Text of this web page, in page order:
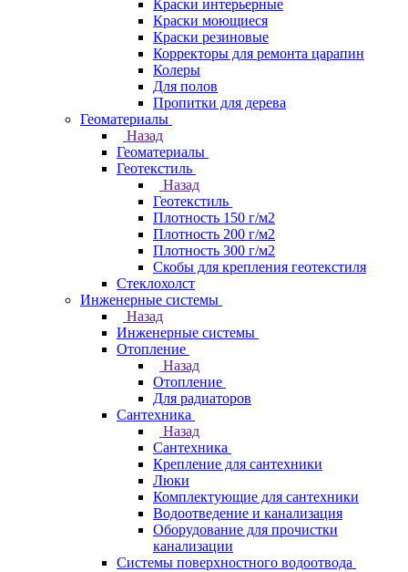
Краски интерьерные
Краски моющиеся
Краски резиновые
Корректоры для ремонта царапин
Колеры
Для полов
Пропитки для дерева
Геоматериалы
Назад
Геоматериалы
Геотекстиль
Назад
Геотекстиль
Плотность 150 г/м2
Плотность 200 г/м2
Плотность 300 г/м2
Скобы для крепления геотекстиля
Стеклохолст
Инженерные системы
Назад
Инженерные системы
Отопление
Назад
Отопление
Для радиаторов
Сантехника
Назад
Сантехника
Крепление для сантехники
Люки
Комплектующие для сантехники
Водоотведение и канализация
Оборудование для прочистки
канализации
Системы поверхностного водоотвода